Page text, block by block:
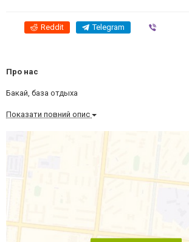
Reddit Telegram
Про нас
Бакай, база отдыха
Показати повний опис